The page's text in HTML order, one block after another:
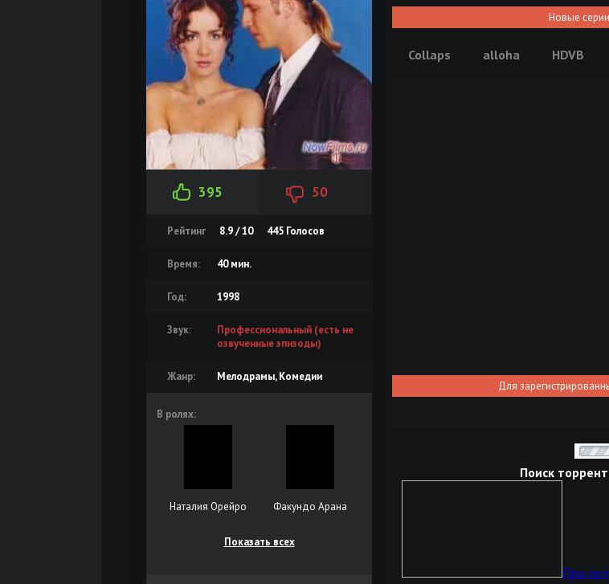
395 50
Рейтинг 8.9 / 10 445 Голосов
Время: 40 мин.
Год: 1998
Звук:
Профессиональный (есть не
озвученные эпизоды)
Жанр: Мелодрамы, Комедии
В ролях:
Наталия Орейро Факундо Арана
Показать всех
Новые
Collaps alloha HDVB
Для
Поиск
Про